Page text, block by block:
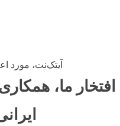
آیتک‌نت، مورد
افتخار ما،